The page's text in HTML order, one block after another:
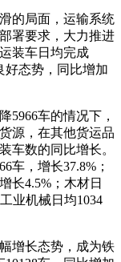
的局面，运输系统
署要求，大力推进
装车日均完成
好态势，同比增加
5966车的情况下，
源，在其他货运品
车数的同比增长。
车，增长37.8%；
长4.5%；木材日
业机械日均1034
增长态势，成为铁